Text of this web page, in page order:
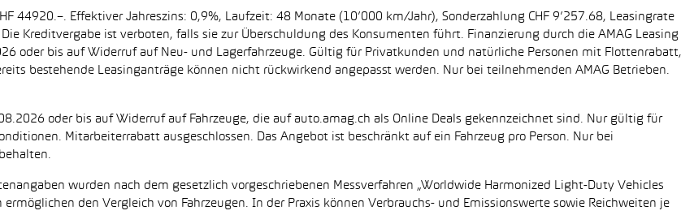
44920.–. Effektiver Jahreszins: 0,9%, Laufzeit: 48 Monate (10’000 km/Jahr), Sonderzahlung CHF 9’257.68, Leasingrate
Kreditvergabe ist verboten, falls sie zur Überschuldung des Konsumenten führt. Finanzierung durch die AMAG Leasing
oder bis auf Widerruf auf Neu- und Lagerfahrzeuge. Gültig für Privatkunden und natürliche Personen mit Flottenrabatt,
bestehende Leasinganträge können nicht rückwirkend angepasst werden. Nur bei teilnehmenden AMAG Betrieben.
oder bis auf Widerruf auf Fahrzeuge, die auf auto.amag.ch als Online Deals gekennzeichnet sind. Nur gültig für
Mitarbeiterrabatt ausgeschlossen. Das Angebot ist beschränkt auf ein Fahrzeug pro Person. Nur bei
wurden nach dem gesetzlich vorgeschriebenen Messverfahren „Worldwide Harmonized Light-Duty Vehicles
ermöglichen den Vergleich von Fahrzeugen. In der Praxis können Verbrauchs- und Emissionswerte sowie Reichweiten je